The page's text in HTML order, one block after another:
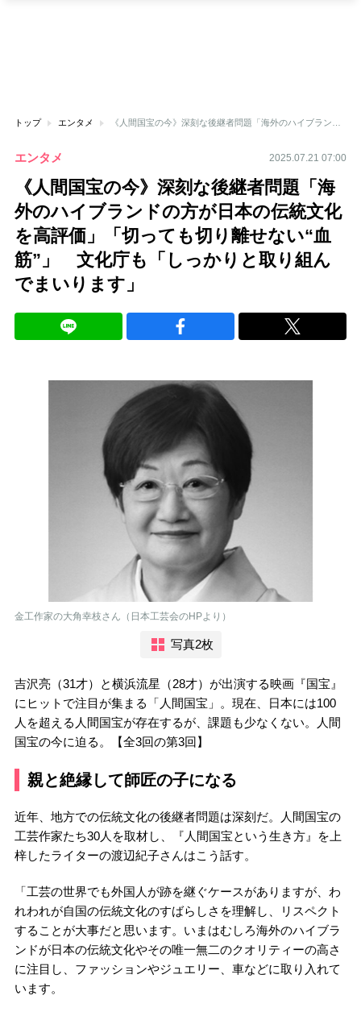
トップ エンタメ
エンタメ 2025.07.21 07:00
《人間国宝の今》深刻な後継者問題「海
外のハイブランドの方が日本の伝統文化
を高評価」「切っても切り離せない“血
筋”」 文化庁も「しっかりと取り組ん
でまいります」
金工作家の大角幸枝さん（日本工芸会のHPより）
写真2枚
吉沢亮（31才）と横浜流星（28才）が出演する映画『国宝』
にヒットで注目が集まる「人間国宝」。現在、日本には100
人を超える人間国宝が存在するが、課題も少なくない。人間
国宝の今に迫る。【全3回の第3回】
親と絶縁して師匠の子になる
近年、地方での伝統文化の後継者問題は深刻だ。人間国宝の
工芸作家たち30人を取材し、『人間国宝という生き方』を上
梓したライターの渡辺紀子さんはこう話す。
「工芸の世界でも外国人が跡を継ぐケースがありますが、わ
れわれが自国の伝統文化のすばらしさを理解し、リスペクト
することが大事だと思います。いまはむしろ海外のハイブラ
ンドが日本の伝統文化やその唯一無二のクオリティーの高さ
に注目し、ファッションやジュエリー、車などに取り入れて
います。